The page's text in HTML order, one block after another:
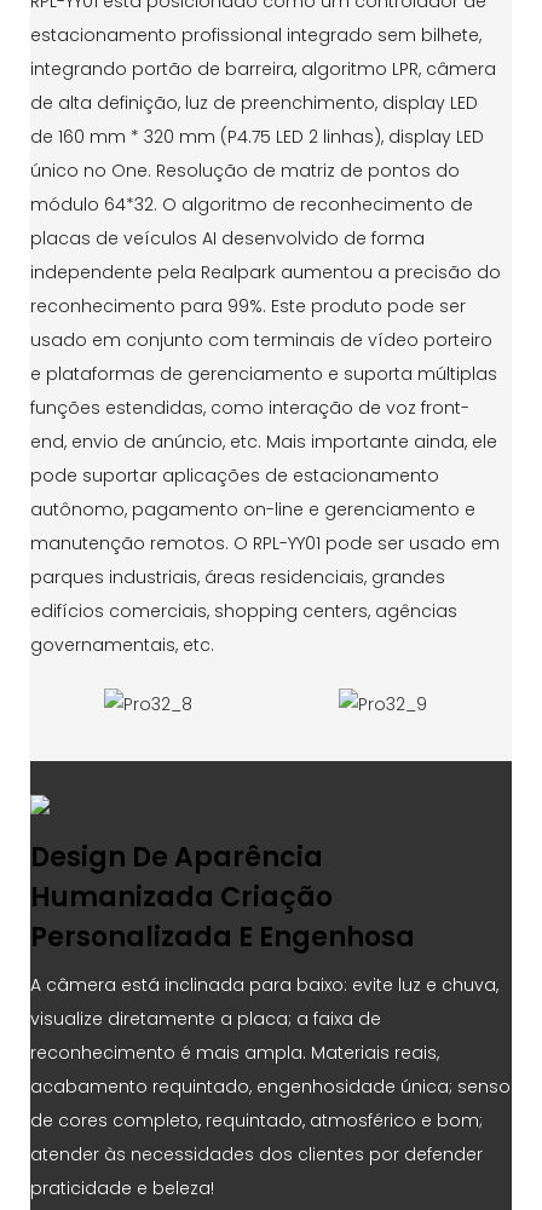
estacionamento profissional integrado sem bilhete,
integrando portão de barreira, algoritmo LPR, câmera
de alta definição, luz de preenchimento, display LED
de 160 mm * 320 mm (P4.75 LED 2 linhas), display LED
único no One. Resolução de matriz de pontos do
módulo 64*32. O algoritmo de reconhecimento de
placas de veículos AI desenvolvido de forma
independente pela Realpark aumentou a precisão do
reconhecimento para 99%. Este produto pode ser
usado em conjunto com terminais de vídeo porteiro
e plataformas de gerenciamento e suporta múltiplas
funções estendidas, como interação de voz front-
end, envio de anúncio, etc. Mais importante ainda, ele
pode suportar aplicações de estacionamento
autônomo, pagamento on-line e gerenciamento e
manutenção remotos. O RPL-YY01 pode ser usado em
parques industriais, áreas residenciais, grandes
edifícios comerciais, shopping centers, agências
governamentais, etc.
Design De Aparência
Humanizada Criação
Personalizada E Engenhosa
A câmera está inclinada para baixo: evite luz e chuva,
visualize diretamente a placa; a faixa de
reconhecimento é mais ampla. Materiais reais,
acabamento requintado, engenhosidade única; senso
de cores completo, requintado, atmosférico e bom;
atender às necessidades dos clientes por defender
praticidade e beleza!